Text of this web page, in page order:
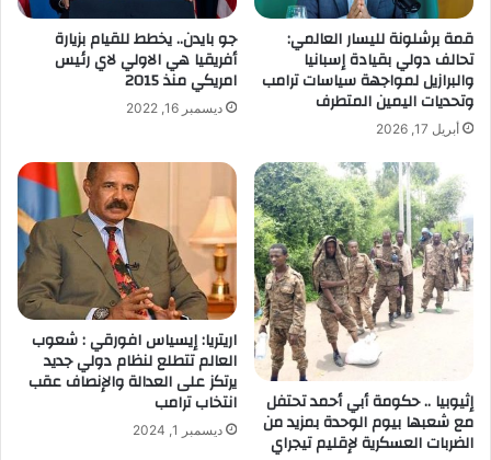
قمة برشلونة لليسار العالمي:
تحالف دولي بقيادة إسبانيا
والبرازيل لمواجهة سياسات ترامب
وتحديات اليمين المتطرف
أبريل 17, 2026
جو بايدن.. يخطط للقيام بزيارة
أفريقيا هي الاولي لاي رئيس
امريكي منذ 2015
ديسمبر 16, 2022
إثيوبيا .. حكومة أبي أحمد تحتفل
مع شعبها بيوم الوحدة بمزيد من
الضربات العسكرية لإقليم تيجراي
اريتريا: إيسياس افورقي : شعوب
العالم تتطلع لنظام دولي جديد
يرتكز على العدالة والإنصاف عقب
انتخاب ترامب
ديسمبر 1, 2024